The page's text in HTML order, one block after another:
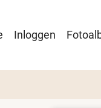
Inloggen